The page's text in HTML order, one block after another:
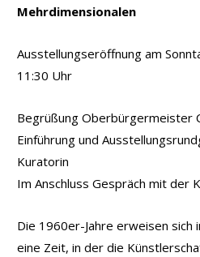
Mehrdimensionalen
Ausstellungseröffnung am
11:30 Uhr
Begrüßung Oberbürgermeister
Einführung und
Kuratorin
Im Anschluss Gespräch mit der
Die 1960er-Jahre erweisen sich
eine Zeit, in der die